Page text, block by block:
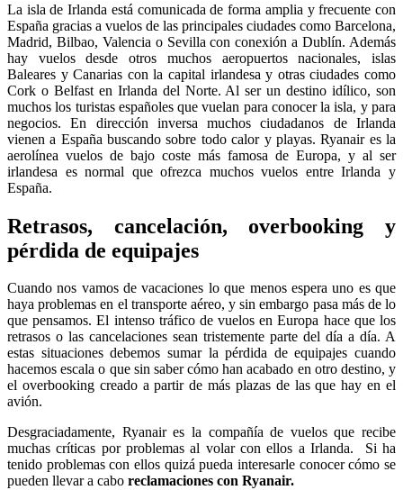
La isla de Irlanda está comunicada de forma amplia y frecuente con
España gracias a vuelos de las principales ciudades como Barcelona,
Madrid, Bilbao, Valencia o Sevilla con conexión a Dublín. Además
hay vuelos desde otros muchos aeropuertos nacionales, islas
Baleares y Canarias con la capital irlandesa y otras ciudades como
Cork o Belfast en Irlanda del Norte. Al ser un destino idílico, son
muchos los turistas españoles que vuelan para conocer la isla, y para
negocios. En dirección inversa muchos ciudadanos de Irlanda
vienen a España buscando sobre todo calor y playas. Ryanair es la
aerolínea vuelos de bajo coste más famosa de Europa, y al ser
irlandesa es normal que ofrezca muchos vuelos entre Irlanda y
España.
Retrasos, cancelación, overbooking y
pérdida de equipajes
Cuando nos vamos de vacaciones lo que menos espera uno es que
haya problemas en el transporte aéreo, y sin embargo pasa más de lo
que pensamos. El intenso tráfico de vuelos en Europa hace que los
retrasos o las cancelaciones sean tristemente parte del día a día. A
estas situaciones debemos sumar la pérdida de equipajes cuando
hacemos escala o que sin saber cómo han acabado en otro destino, y
el overbooking creado a partir de más plazas de las que hay en el
avión.
Desgraciadamente, Ryanair es la compañía de vuelos que recibe
muchas críticas por problemas al volar con ellos a Irlanda. Si ha
tenido problemas con ellos quizá pueda interesarle conocer cómo se
pueden llevar a cabo reclamaciones con Ryanair.